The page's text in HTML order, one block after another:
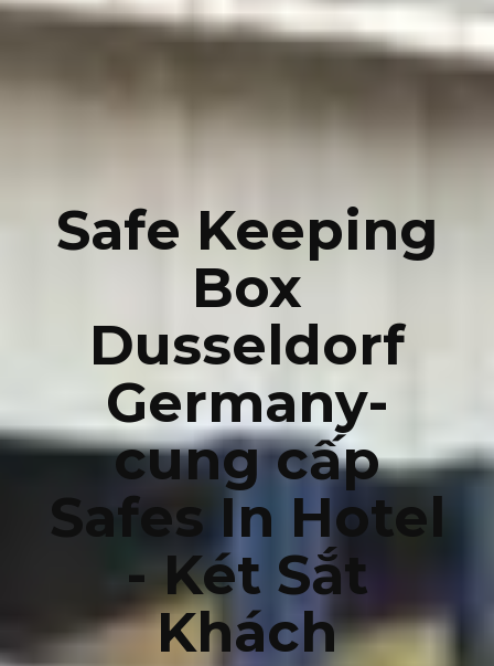
Safe Keeping
Box
Dusseldorf
Germany-
cung cấp
Safes In Hotel
- Két Sắt
Khách